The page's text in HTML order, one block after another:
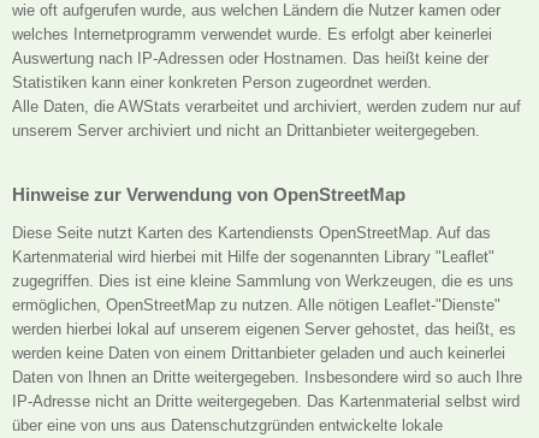
wie oft aufgerufen wurde, aus welchen Ländern die Nutzer kamen oder
welches Internetprogramm verwendet wurde. Es erfolgt aber keinerlei
Auswertung nach IP-Adressen oder Hostnamen. Das heißt keine der
Statistiken kann einer konkreten Person zugeordnet werden.
Alle Daten, die AWStats verarbeitet und archiviert, werden zudem nur auf
unserem Server archiviert und nicht an Drittanbieter weitergegeben.
Hinweise zur Verwendung von OpenStreetMap
Diese Seite nutzt Karten des Kartendiensts OpenStreetMap. Auf das
Kartenmaterial wird hierbei mit Hilfe der sogenannten Library "Leaflet"
zugegriffen. Dies ist eine kleine Sammlung von Werkzeugen, die es uns
ermöglichen, OpenStreetMap zu nutzen. Alle nötigen Leaflet-"Dienste"
werden hierbei lokal auf unserem eigenen Server gehostet, das heißt, es
werden keine Daten von einem Drittanbieter geladen und auch keinerlei
Daten von Ihnen an Dritte weitergegeben. Insbesondere wird so auch Ihre
IP-Adresse nicht an Dritte weitergegeben. Das Kartenmaterial selbst wird
über eine von uns aus Datenschutzgründen entwickelte lokale